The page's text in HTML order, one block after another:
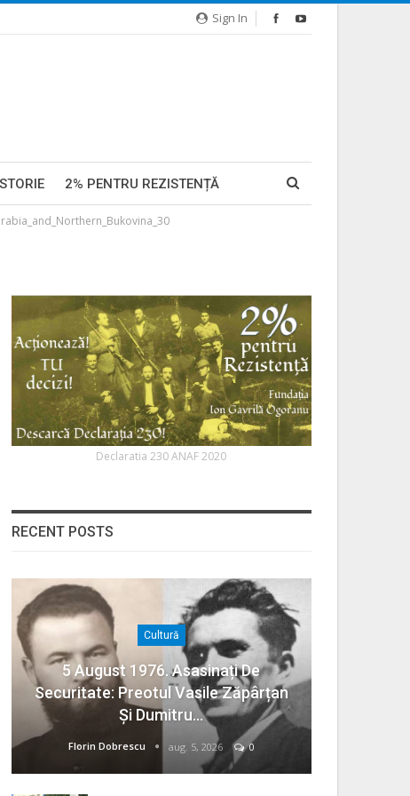
Sign In
2% PENTRU REZISTENȚĂ
Declaratia 230 ANAF 2020
RECENT POSTS
Cultură
5 August 1976. Asasinați De
Securitate: Preotul Vasile Zăpârțan
Și Dumitru…
Florin Dobrescu aug. 5, 2026 0